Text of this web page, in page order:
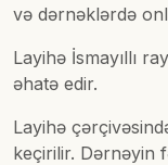
və dərnəklərdə
Layihə İsmayıllı
əhatə edir.
Layihə
keçirilir. Dərnəyin